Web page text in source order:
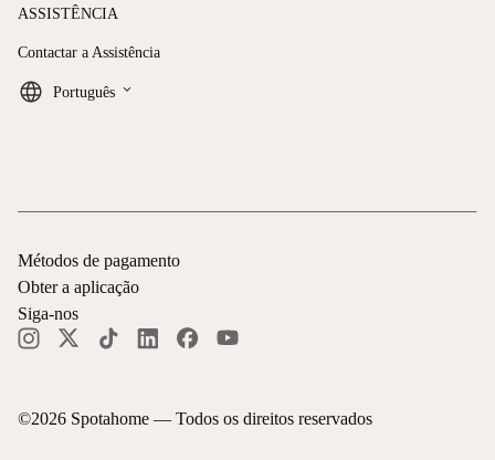
ASSISTÊNCIA
Contactar a Assistência
Português keyboard_arrow_down
©2026 Spotahome — Todos os direitos reservados
Métodos de pagamento
Obter a aplicação
Siga-nos